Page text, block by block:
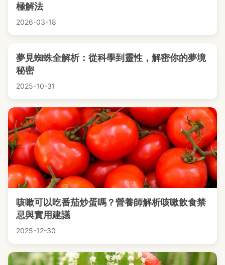
極解法
2026-03-18
夢見蜘蛛全解析：從科學到靈性，解密你的夢境
秘密
2025-10-31
咳嗽可以吃番茄炒蛋嗎？營養師解析咳嗽飲食禁
忌與實用建議
2025-12-30